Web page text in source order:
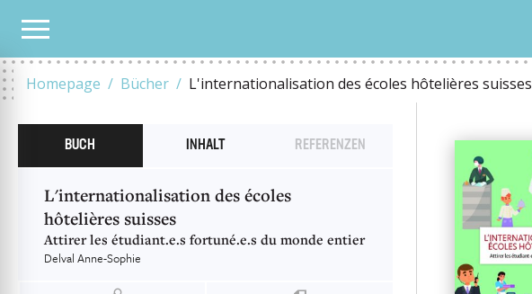
Homepage Bücher L'internationalisation des écoles hôtelières suisses
UNSER KATALOG
BUCH INHALT REFERENZEN
L'internationalisation des écoles
hôtelières suisses
Attirer les étudiant.e.s fortuné.e.s du monde entier
Delval Anne-Sophie